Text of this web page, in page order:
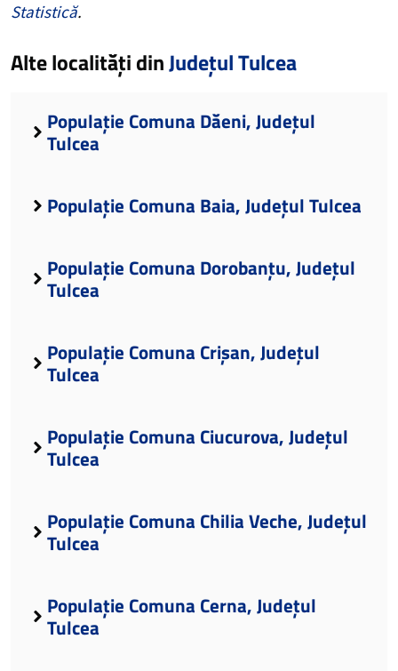
Statistică.
Alte localități dinJudețul Tulcea
Populație Comuna Dăeni, Județul
Tulcea
Populație Comuna Baia, Județul Tulcea
Populație Comuna Dorobanțu, Județul
Tulcea
Populație Comuna Crișan, Județul
Tulcea
Populație Comuna Ciucurova, Județul
Tulcea
Populație Comuna Chilia Veche, Județul
Tulcea
Populație Comuna Cerna, Județul
Tulcea